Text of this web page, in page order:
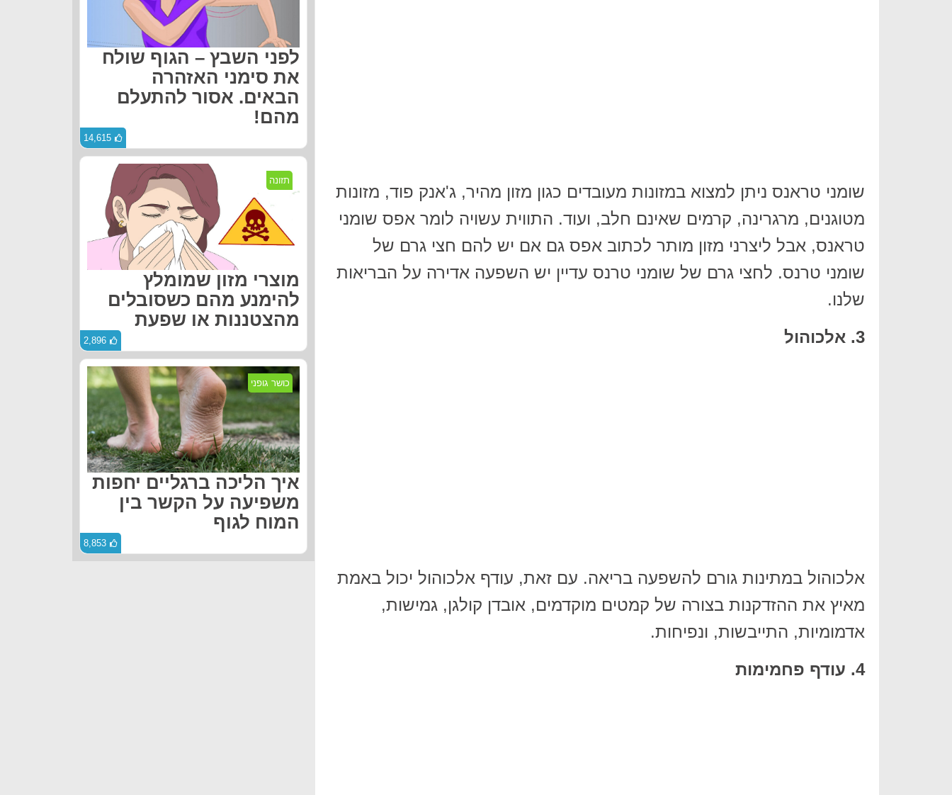
שומני טראנס ניתן למצוא במזונות מעובדים כגון מזון מהיר, ג'אנק פוד, מזונות
מטוגנים, מרגרינה, קרמים שאינם חלב, ועוד. התווית עשויה לומר אפס שומני
טראנס, אבל ליצרני מזון מותר לכתוב אפס גם אם יש להם חצי גרם של
שומני טרנס. לחצי גרם של שומני טרנס עדיין יש השפעה אדירה על הבריאות
שלנו.
3. אלכוהול
אלכוהול במתינות גורם להשפעה בריאה. עם זאת, עודף אלכוהול יכול באמת
מאיץ את ההזדקנות בצורה של קמטים מוקדמים, אובדן קולגן, גמישות,
אדמומיות, התייבשות, ונפיחות.
4. עודף פחמימות
לפני השבץ – הגוף שולח
את סימני האזהרה
הבאים. אסור להתעלם
מהם!
14,615
תזונה
מוצרי מזון שמומלץ
להימנע מהם כשסובלים
מהצטננות או שפעת
2,896
כושר גופני
איך הליכה ברגליים יחפות
משפיעה על הקשר בין
המוח לגוף
8,853